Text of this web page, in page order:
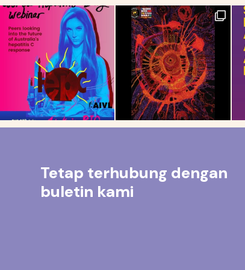
Tetap terhubung dengan
buletin kami